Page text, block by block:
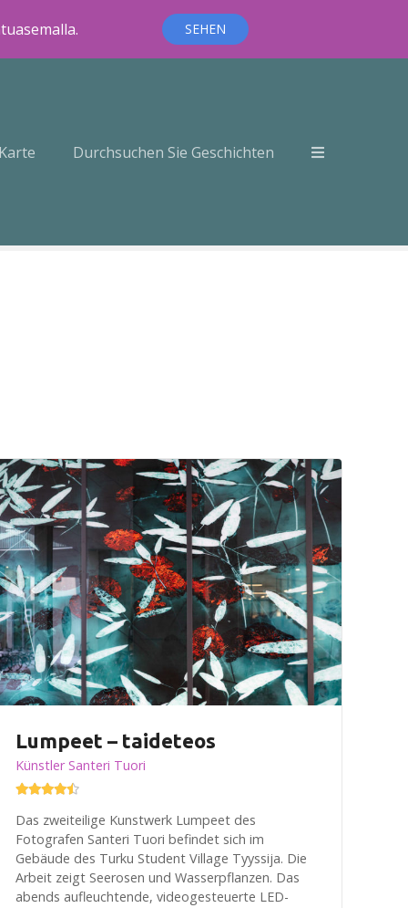
SEHEN
Durchsuchen Sie Geschichten
Lumpeet – taideteos
Künstler Santeri Tuori
Das zweiteilige Kunstwerk Lumpeet des
Fotografen Santeri Tuori befindet sich im
Gebäude des Turku Student Village Tyyssija. Die
Arbeit zeigt Seerosen und Wasserpflanzen. Das
abends aufleuchtende, videogesteuerte LED-